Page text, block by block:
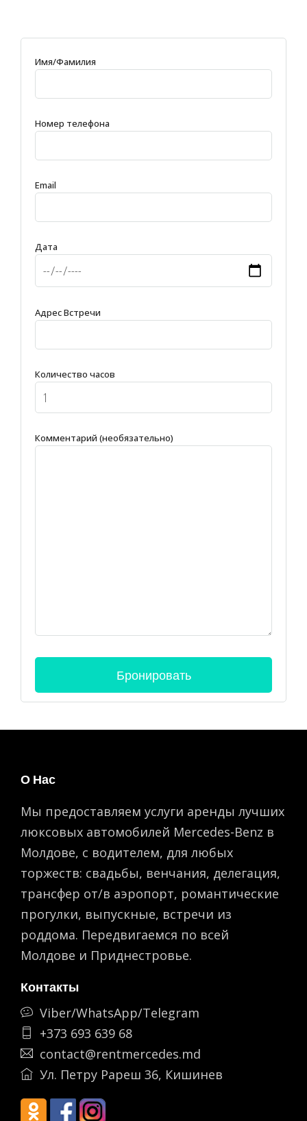
Имя/Фамилия
Номер телефона
Email
Дата
Адрес Встречи
Количество часов
Комментарий (необязательно)
О Нас
Мы предоставляем услуги аренды лучших
люксовых автомобилей Mercedes-Benz в
Молдове, с водителем, для любых
торжеств: свадьбы, венчания, делегация,
трансфер от/в аэропорт, романтическиe
прогулки, выпускные, встречи из
роддома. Передвигаемся по всей
Молдове и Приднестровье.
Контакты
Viber/WhatsApp/Telegram
+373 693 639 68
contact@rentmercedes.md
Ул. Петру Рареш 36, Кишинев